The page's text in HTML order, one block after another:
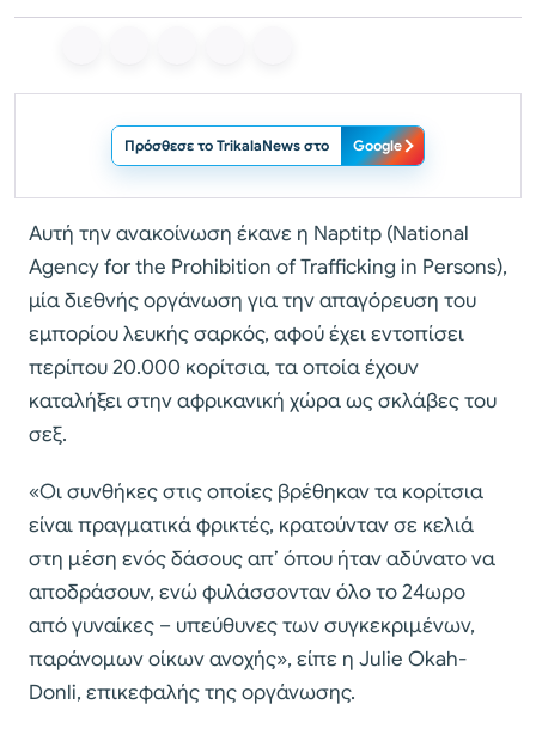
Πρόσθεσε το TrikalaNews στο Google
Αυτή την ανακοίνωση έκανε η Naptitp (National
Agency for the Prohibition of Trafficking in Persons),
μία διεθνής οργάνωση για την απαγόρευση του
εμπορίου λευκής σαρκός, αφού έχει εντοπίσει
περίπου 20.000 κορίτσια, τα οποία έχουν
καταλήξει στην αφρικανική χώρα ως σκλάβες του
σεξ.
«Οι συνθήκες στις οποίες βρέθηκαν τα κορίτσια
είναι πραγματικά φρικτές, κρατούνταν σε κελιά
στη μέση ενός δάσους απ’ όπου ήταν αδύνατο να
αποδράσουν, ενώ φυλάσσονταν όλο το 24ωρο
από γυναίκες – υπεύθυνες των συγκεκριμένων,
παράνομων οίκων ανοχής», είπε η Julie Okah-
Donli, επικεφαλής της οργάνωσης.